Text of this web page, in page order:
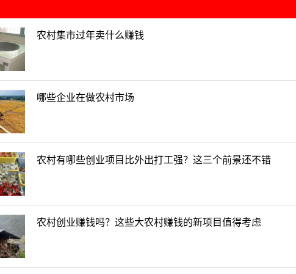
农村集市过年卖什么赚钱
哪些企业在做农村市场
农村有哪些创业项目比外出打工强？这三个前景还不错
农村创业赚钱吗？这些大农村赚钱的新项目值得考虑